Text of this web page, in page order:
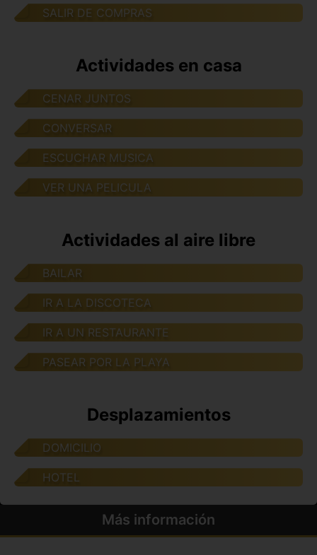
SALIR DE COMPRAS
Actividades en casa
CENAR JUNTOS
CONVERSAR
ESCUCHAR MUSICA
VER UNA PELICULA
Actividades al aire libre
BAILAR
IR A LA DISCOTECA
IR A UN RESTAURANTE
PASEAR POR LA PLAYA
Desplazamientos
DOMICILIO
HOTEL
Más información